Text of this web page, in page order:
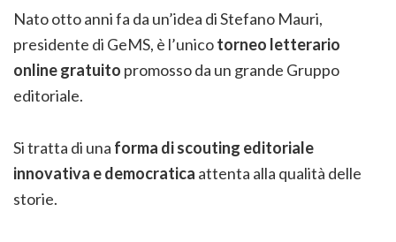
Nato otto anni fa da un’idea di Stefano Mauri,
presidente di GeMS, è l’unicotorneo letterario
online gratuito promosso da un grande Gruppo
editoriale.
Si tratta di una forma di scouting editoriale
innovativa e democratica attenta alla qualità delle
storie.